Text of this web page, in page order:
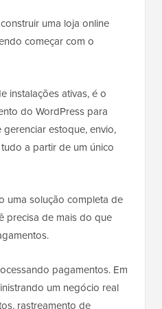
uma loja online
começar com o
instalações ativas, é o
do WordPress para
estoque, envio,
a partir de um único
uma solução completa de
precisa de mais do que
pagamentos. Em
um negócio real
rastreamento de